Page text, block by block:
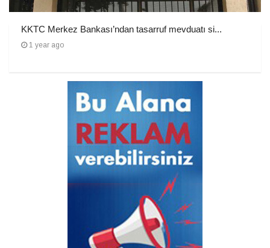
KKTC Merkez Bankası’ndan tasarruf mevduatı si...
1 year ago